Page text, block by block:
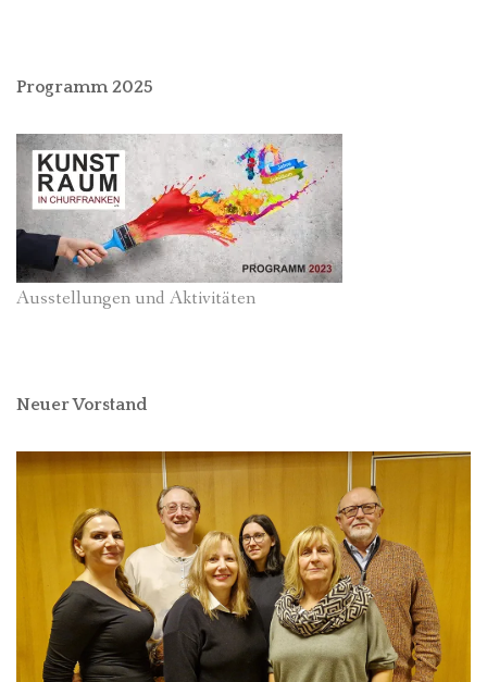
Programm 2025
Ausstellungen und Aktivitäten
Neuer Vorstand